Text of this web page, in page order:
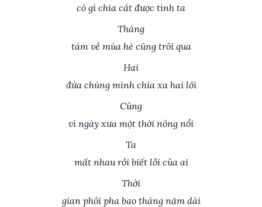
có gì chia cắt được tình ta
Tháng
tám về mùa hè cũng trôi qua
Hai
đứa chúng mình chia xa hai lối
Cũng
vì ngày xưa một thời nông nổi
Ta
mất nhau rồi biết lỗi của ai
Thời
gian phôi pha bao tháng năm dài